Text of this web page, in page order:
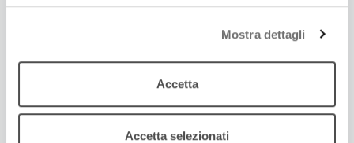
Mostra dettagli
Accetta
Accetta selezionati
6 Febbraio 2026
DANCE LAND | FEBBRAIO 26
Gli imperdibili appuntamenti di danza scelti per noi
da Carmelo Zapparrata